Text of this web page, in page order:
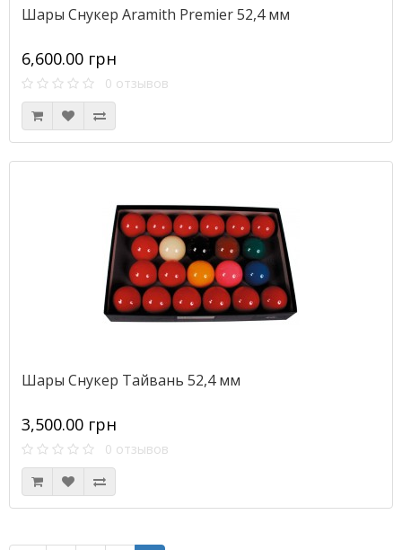
Шары Снукер Aramith Premier 52,4 мм
6,600.00 грн
0 отзывов
Шары Снукер Тайвань 52,4 мм
3,500.00 грн
0 отзывов